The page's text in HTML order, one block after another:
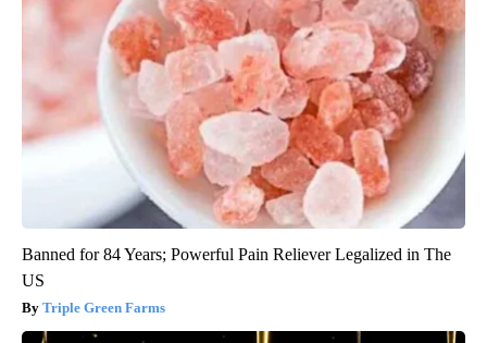
Banned for 84 Years; Powerful Pain Reliever Legalized in The
US
Triple Green Farms